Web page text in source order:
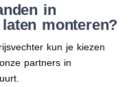
in
monteren?
kun je kiezen
partners in